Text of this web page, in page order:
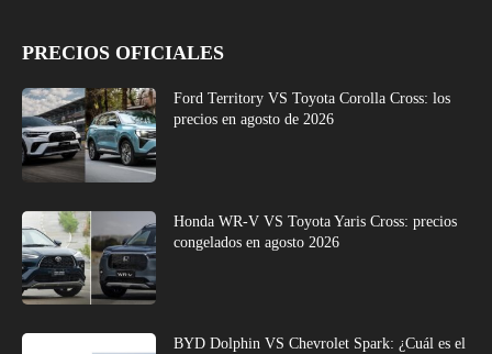
PRECIOS OFICIALES
Ford Territory VS Toyota Corolla Cross: los
precios en agosto de 2026
Honda WR-V VS Toyota Yaris Cross: precios
congelados en agosto 2026
BYD Dolphin VS Chevrolet Spark: ¿Cuál es el